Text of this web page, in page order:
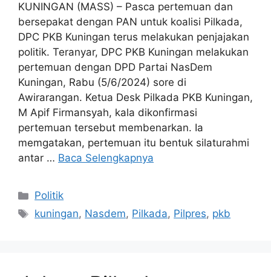
KUNINGAN (MASS) – Pasca pertemuan dan
bersepakat dengan PAN untuk koalisi Pilkada,
DPC PKB Kuningan terus melakukan penjajakan
politik. Teranyar, DPC PKB Kuningan melakukan
pertemuan dengan DPD Partai NasDem
Kuningan, Rabu (5/6/2024) sore di
Awirarangan. Ketua Desk Pilkada PKB Kuningan,
M Apif Firmansyah, kala dikonfirmasi
pertemuan tersebut membenarkan. Ia
memgatakan, pertemuan itu bentuk silaturahmi
antar … Baca Selengkapnya
Kategori
Politik
Tag
kuningan, Nasdem, Pilkada, Pilpres, pkb